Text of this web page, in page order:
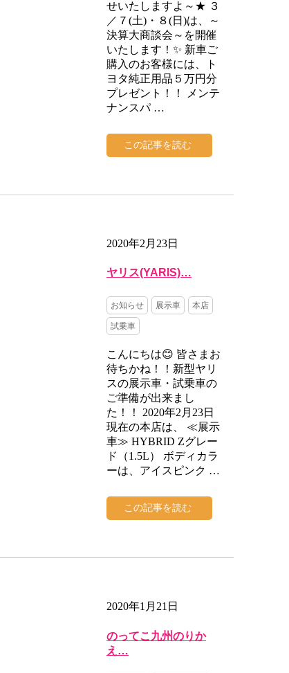
せいたしますよ～★ ３
／７(土)・８(日)は、～
決算大商談会～を開催
いたします！✨ 新車ご
購入のお客様には、ト
ヨタ純正用品５万円分
プレゼント！！ メンテ
ナンスパ …
この記事を読む
2020年2月23日
ヤリス(YARIS)…
お知らせ 展示車 本店
試乗車
こんにちは😊 皆さまお
待ちかね！！新型ヤリ
スの展示車・試乗車の
ご準備が出来まし
た！！ 2020年2月23日
現在の本店は、 ≪展示
車≫ HYBRID Zグレー
ド（1.5L） ボディカラ
ーは、アイスピンク …
この記事を読む
2020年1月21日
のってこ九州のりか
え…